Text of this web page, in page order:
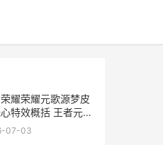
耀荣耀元歌源梦皮
特效概括 王者元歌
科
07-03